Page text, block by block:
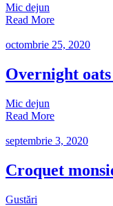
Mic dejun
Read More
octombrie 25, 2020
Overnight
Mic dejun
Read More
septembrie 3, 2020
Croquet
Gustări